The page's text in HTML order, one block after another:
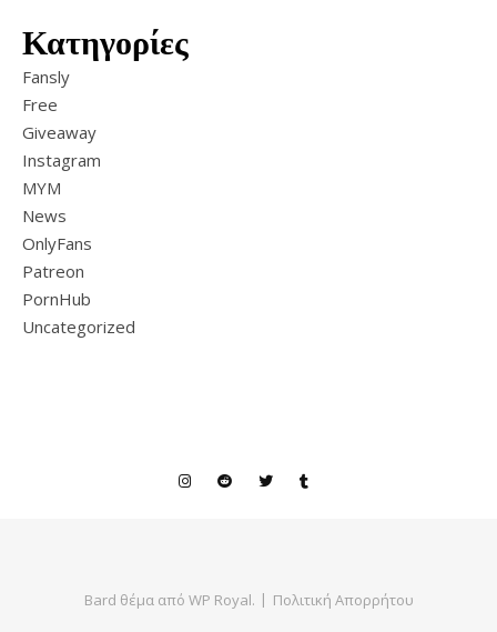
Κατηγορίες
Fansly
Free
Giveaway
Instagram
MYM
News
OnlyFans
Patreon
PornHub
Uncategorized
Bard θέμα από WP Royal. Πολιτική Απορρήτου